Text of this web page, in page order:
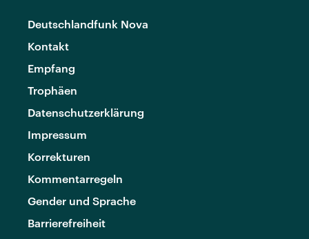
Deutschlandfunk Nova
Kontakt
Empfang
Trophäen
Datenschutzerklärung
Impressum
Korrekturen
Kommentarregeln
Gender und Sprache
Barrierefreiheit